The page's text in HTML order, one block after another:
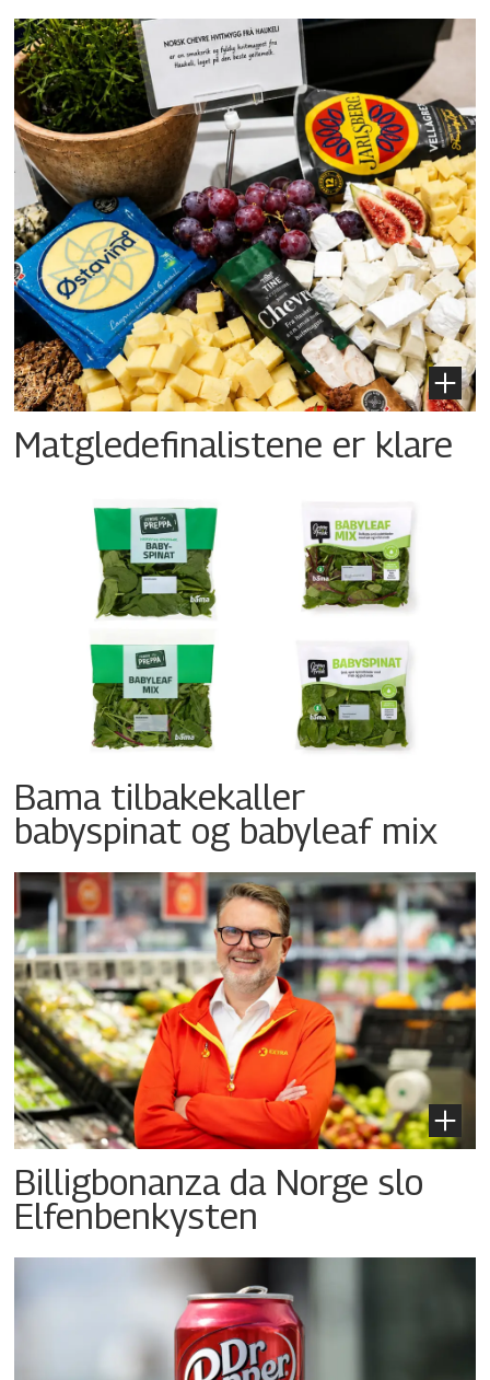
Matgledefinalistene er klare
Bama tilbakekaller
babyspinat og babyleaf mix
Billigbonanza da Norge slo
Elfenbenkysten